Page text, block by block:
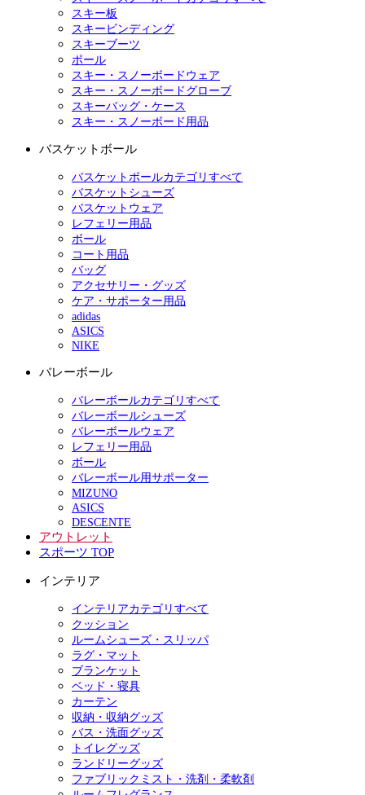
スキー板
スキービンディング
スキーブーツ
ポール
スキー・スノーボードウェア
スキー・スノーボードグローブ
スキーバッグ・ケース
スキー・スノーボード用品
バスケットボール
バスケットボールカテゴリすべて
バスケットシューズ
バスケットウェア
レフェリー用品
ボール
コート用品
バッグ
アクセサリー・グッズ
ケア・サポーター用品
adidas
ASICS
NIKE
バレーボール
バレーボールカテゴリすべて
バレーボールシューズ
バレーボールウェア
レフェリー用品
ボール
バレーボール用サポーター
MIZUNO
ASICS
DESCENTE
アウトレット
スポーツ TOP
インテリア
インテリアカテゴリすべて
クッション
ルームシューズ・スリッパ
ラグ・マット
ブランケット
ベッド・寝具
カーテン
収納・収納グッズ
バス・洗面グッズ
トイレグッズ
ランドリーグッズ
ファブリックミスト・洗剤・柔軟剤